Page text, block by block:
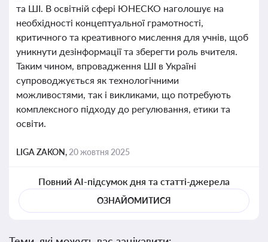
та ШІ. В освітній сфері ЮНЕСКО наголошує на
необхідності концептуальної грамотності,
критичного та креативного мислення для учнів, щоб
уникнути дезінформації та зберегти роль вчителя.
Таким чином, впровадження ШІ в Україні
супроводжується як технологічними
можливостями, так і викликами, що потребують
комплексного підходу до регулювання, етики та
освіти.
LIGA ZAKON, 20 жовтня 2025
Повний AI-підсумок дня та статті-джерела
ОЗНАЙОМИТИСЯ